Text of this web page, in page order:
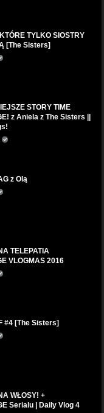
TYLKO SIOSTRY
[The Sisters]
STORY TIME
z Aniela z The Sisters ||
z Olą
TELEPATIA
VLOGMAS 2016
#4 [The Sisters]
WŁOSY! +
Serialu | Daily Vlog 4